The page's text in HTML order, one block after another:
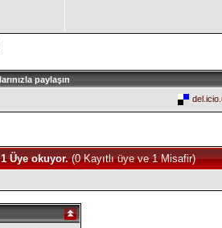
paylaşın
Üye okuyor.(0 Kayıtlı üye ve 1 Misafir)